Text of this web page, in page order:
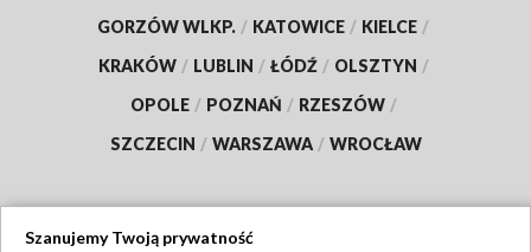
GORZÓW WLKP. / KATOWICE / KIELCE /
KRAKÓW / LUBLIN / ŁÓDŹ / OLSZTYN /
OPOLE / POZNAŃ / RZESZÓW /
SZCZECIN / WARSZAWA / WROCŁAW
Szanujemy Twoją prywatność